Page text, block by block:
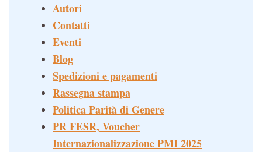
Autori
Contatti
Eventi
Blog
Spedizioni e pagamenti
Rassegna stampa
Politica Parità di Genere
PR FESR, Voucher
Internazionalizzazione PMI 2025